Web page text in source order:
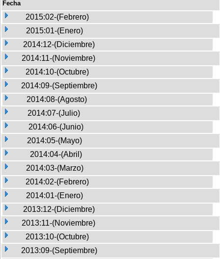
Fecha
2015:02-(Febrero)
2015:01-(Enero)
2014:12-(Diciembre)
2014:11-(Noviembre)
2014:10-(Octubre)
2014:09-(Septiembre)
2014:08-(Agosto)
2014:07-(Julio)
2014:06-(Junio)
2014:05-(Mayo)
2014:04-(Abril)
2014:03-(Marzo)
2014:02-(Febrero)
2014:01-(Enero)
2013:12-(Diciembre)
2013:11-(Noviembre)
2013:10-(Octubre)
2013:09-(Septiembre)